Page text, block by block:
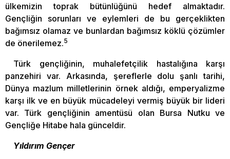
ülkemizin toprak bütünlüğünü hedef almaktadır.
Gençliğin sorunları ve eylemleri de bu gerçeklikten
bağımsız olamaz ve bunlardan bağımsız köklü çözümler
de önerilemez.5
Türk gençliğinin, muhalefetçilik hastalığına karşı
panzehiri var. Arkasında, şereflerle dolu şanlı tarihi,
Dünya mazlum milletlerinin örnek aldığı, emperyalizme
karşı ilk ve en büyük mücadeleyi vermiş büyük bir lideri
var. Türk gençliğinin amentüsü olan Bursa Nutku ve
Gençliğe Hitabe hala günceldir.
Yıldırım Gençer